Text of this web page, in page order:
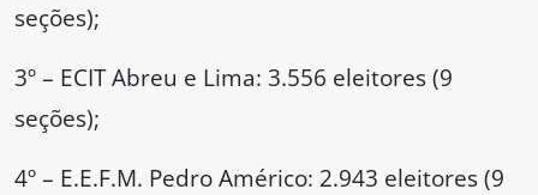
seções);
3º – ECIT Abreu e Lima: 3.556 eleitores (9
seções);
4º – E.E.F.M. Pedro Américo: 2.943 eleitores (9